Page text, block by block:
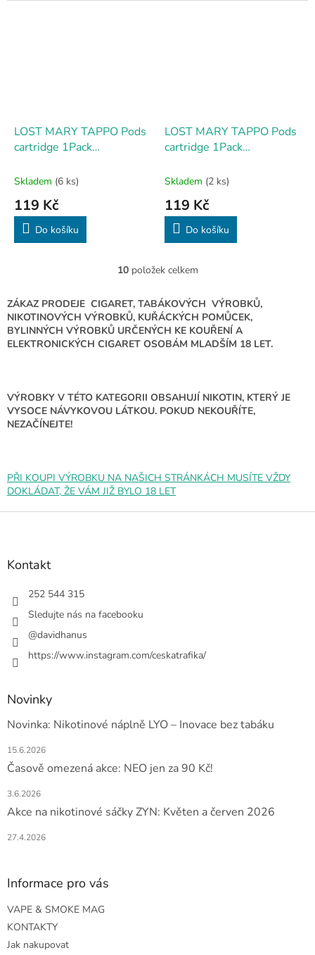
LOST MARY TAPPO Pods
cartridge 1Pack
Skladem (6 ks)
119 Kč
Do košíku
LOST MARY TAPPO Pods
cartridge 1Pack
Skladem (2 ks)
119 Kč
Do košíku
O
l
á
d
a
r
v
p
u
10položek celkem
ZÁKAZ PRODEJE CIGARET, TABÁKOVÝCH VÝROBKŮ,
NIKOTINOVÝCH VÝROBKŮ, KUŘÁCKÝCH POMŮCEK,
BYLINNÝCH VÝROBKŮ URČENÝCH KE KOUŘENÍ A
ELEKTRONICKÝCH CIGARET OSOBÁM MLADŠÍM 18 LET.
VÝROBKY V TÉTO KATEGORII OBSAHUJÍ NIKOTIN, KTERÝ JE
VYSOCE NÁVYKOVOU LÁTKOU. POKUD NEKOUŘÍTE,
NEZAČÍNEJTE!
PŘI KOUPI VÝROBKU NA NAŠICH STRÁNKÁCH MUSÍTE VŽDY
DOKLÁDAT, ŽE VÁM JIŽ BYLO 18 LET
Z
Kontakt
252 544 315
Sledujte nás na facebooku
@davidhanus
https://www.instagram.com/ceskatrafika/
Novinky
Novinka: Nikotinové náplně LYO – Inovace bez tabáku
15.6.2026
Časově omezená akce: NEO jen za 90 Kč!
3.6.2026
Akce na nikotinové sáčky ZYN: Květen a červen 2026
27.4.2026
Informace pro vás
VAPE & SMOKE MAG
KONTAKTY
Jak nakupovat